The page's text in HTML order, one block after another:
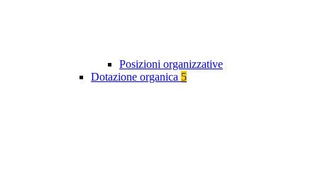
Posizioni organizzative
Dotazione organica 5